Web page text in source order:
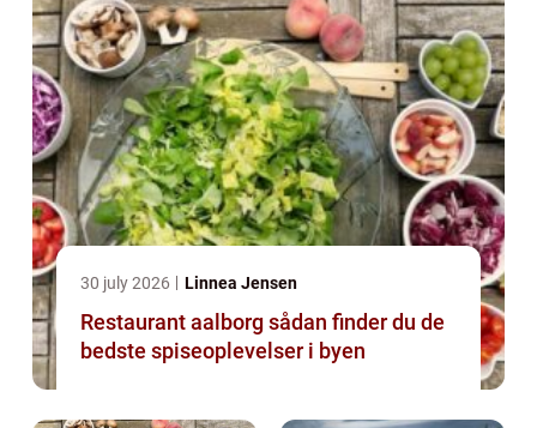
30 july 2026 Linnea Jensen
Restaurant aalborg sådan finder du de
bedste spiseoplevelser i byen